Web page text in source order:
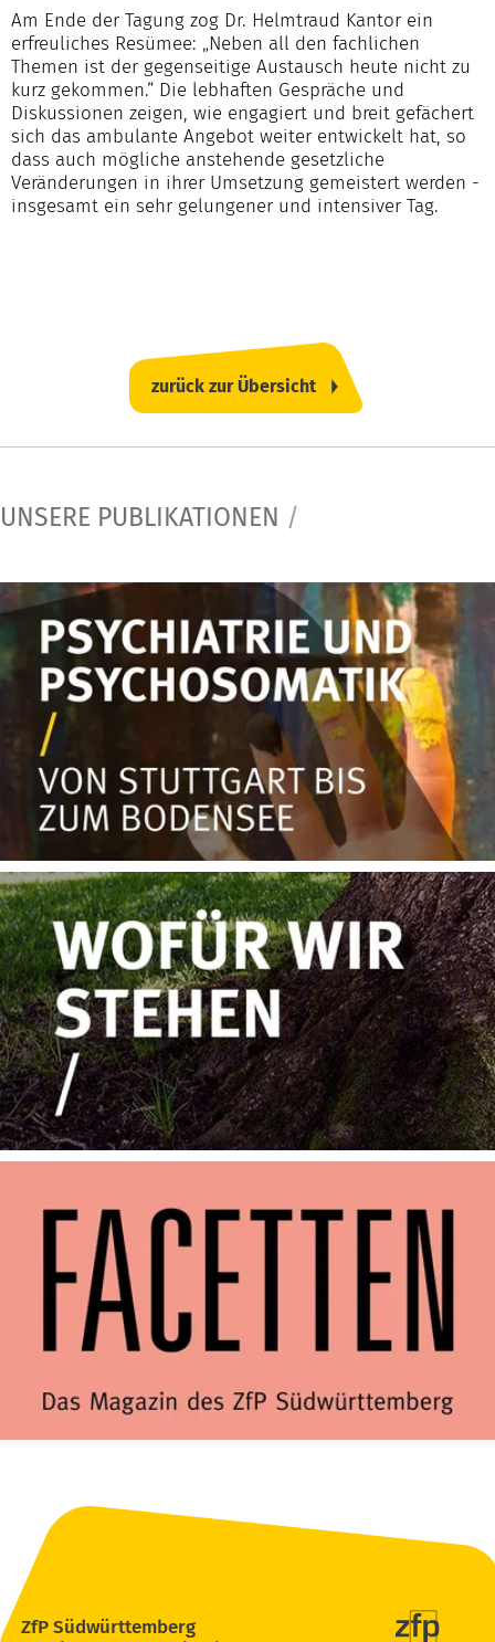
Am Ende der Tagung zog Dr. Helmtraud Kantor ein
erfreuliches Resümee: „Neben all den fachlichen
Themen ist der gegenseitige Austausch heute nicht zu
kurz gekommen.“ Die lebhaften Gespräche und
Diskussionen zeigen, wie engagiert und breit gefächert
sich das ambulante Angebot weiter entwickelt hat, so
dass auch mögliche anstehende gesetzliche
Veränderungen in ihrer Umsetzung gemeistert werden -
insgesamt ein sehr gelungener und intensiver Tag.
zurück zur Übersicht
UNSERE PUBLIKATIONEN /
ZfP Südwürttemberg